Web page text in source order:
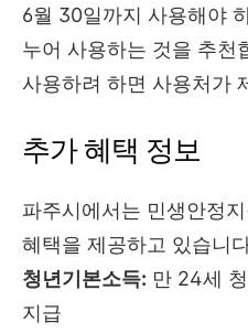
6월 30일까지 사용해야
누어 사용하는 것을 추천
사용하려 하면 사용처가
추가 혜택 정보
파주시에서는 민생안정
혜택을 제공하고 있습니
청년기본소득: 만 24세
지급